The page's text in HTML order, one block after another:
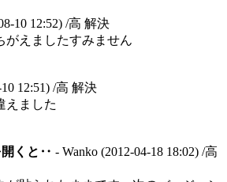
10 12:52) /高 解決
がえましたすみません
12:51) /高 解決
えました
開くと‥ - Wanko (2012-04-18 18:02) /高